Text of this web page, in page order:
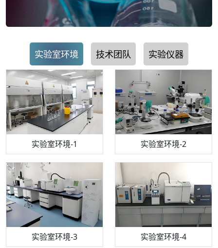
实验室环境 技术团队 实验仪器
实验室环境-1 实验室环境-2
实验室环境-3 实验室环境-4
机构质检技术员-1 机构质检技术员-2
机构质检技术员-3 机构质检技术员-4
步入式恒温恒湿试验箱 电感耦合等离子体光谱仪
高效液相色谱仪 流式细胞仪